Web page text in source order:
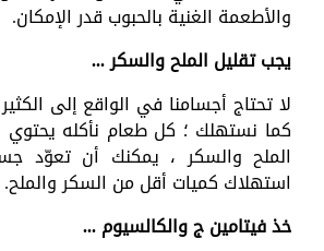
والأطعمة الغنية بالحبوب قدر الإمكان.
يجب تقليل الملح والسكر ...
لا تحتاج أجسامنا في الواقع إلى
كما نستهلك ؛ كل طعام نأكله
الملح والسكر ، يمكنك أن تعوّد
استهلاك كميات أقل من السكر والملح.
خذ فيتامين ج والكالسيوم ...